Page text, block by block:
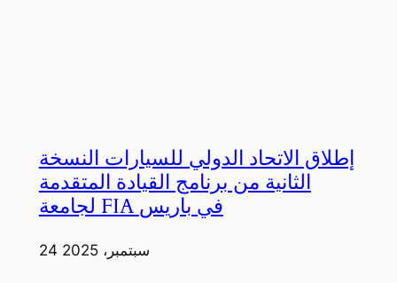
إطلاق الاتحاد الدولي للسيارات النسخة
الثانية من برنامج القيادة المتقدمة
لجامعة FIA في باريس
24 سبتمبر، 2025